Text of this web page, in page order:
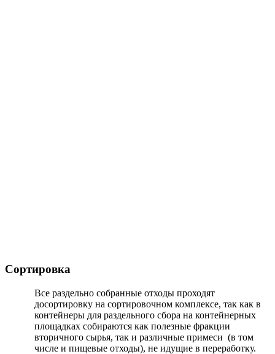
Сортировка
Все раздельно собранные отходы проходят
досортировку на сортировочном комплексе, так как в
контейнеры для раздельного сбора на контейнерных
площадках собираются как полезные фракции
вторичного сырья, так и различные примеси (в том
числе и пищевые отходы), не идущие в переработку.